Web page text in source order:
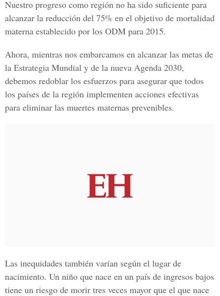
Nuestro progreso como región no ha sido suficiente para
alcanzar la reducción del 75% en el objetivo de mortalidad
materna establecido por los ODM para 2015.
Ahora, mientras nos embarcamos en alcanzar las metas de
la Estrategia Mundial y de la nueva Agenda 2030,
debemos redoblar los esfuerzos para asegurar que todos
los países de la región implementen acciones efectivas
para eliminar las muertes maternas prevenibles.
Las inequidades también varían según el lugar de
nacimiento. Un niño que nace en un país de ingresos bajos
tiene un riesgo de morir tres veces mayor que el que nace